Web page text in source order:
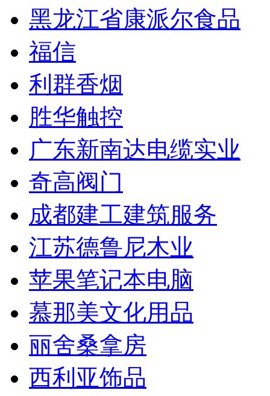
黑龙江省康派尔食品
福信
利群香烟
胜华触控
广东新南达电缆实业
奇高阀门
成都建工建筑服务
江苏德鲁尼木业
苹果笔记本电脑
慕那美文化用品
丽舍桑拿房
西利亚饰品